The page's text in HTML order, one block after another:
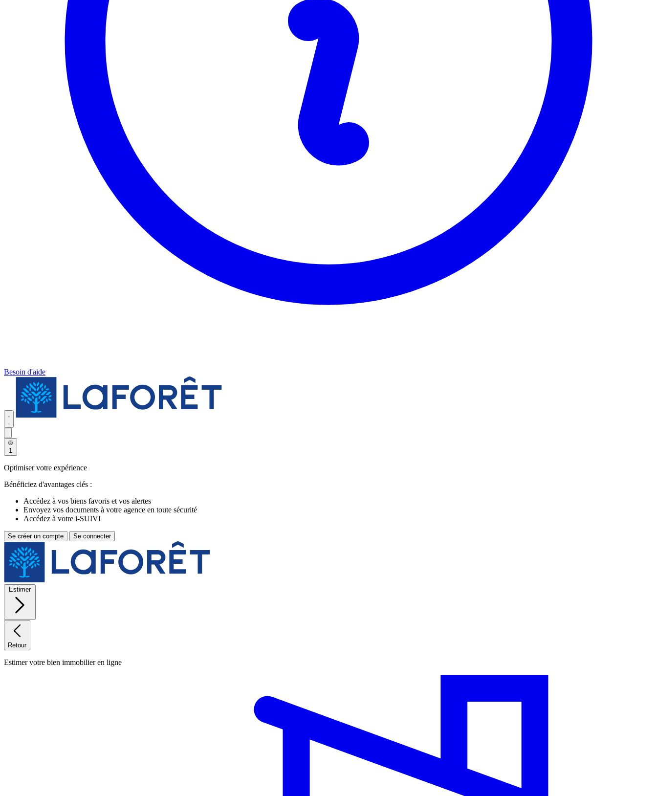
Besoin d'aide
1
Optimiser votre expérience
Bénéficiez d'avantages clés :
Accédez à vos biens favoris et vos alertes
Envoyez vos documents à votre agence en toute sécurité
Accédez à votre i-SUIVI
Se créer un compte Se connecter
Estimer
Retour
Estimer votre bien immobilier en ligne